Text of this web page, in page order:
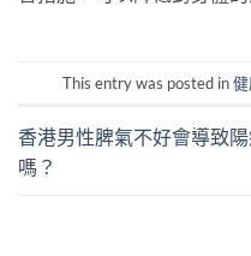
This entry was posted in
香港男性脾氣不好會導致
嗎？